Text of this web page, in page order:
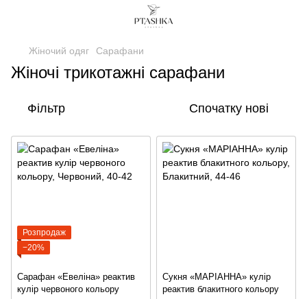
Жіночий одяг Сарафани
Жіночі трикотажні сарафани
Фільтр Спочатку нові
Розпродаж
−20%
Сарафан «Евеліна» реактив
кулір червоного кольору
Сукня «МАРІАННА» кулір
реактив блакитного кольору